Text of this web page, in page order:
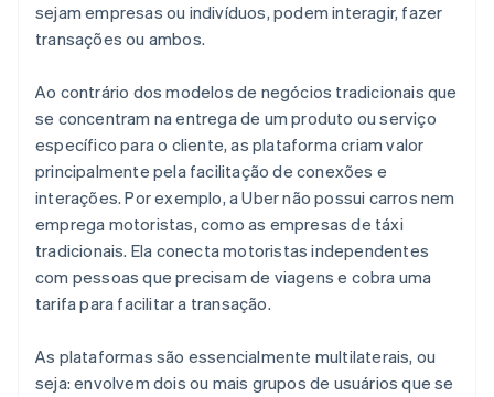
sejam empresas ou indivíduos, podem interagir, fazer
transações ou ambos.
Ao contrário dos modelos de negócios tradicionais que
se concentram na entrega de um produto ou serviço
específico para o cliente, as plataforma criam valor
principalmente pela facilitação de conexões e
interações. Por exemplo, a Uber não possui carros nem
emprega motoristas, como as empresas de táxi
tradicionais. Ela conecta motoristas independentes
com pessoas que precisam de viagens e cobra uma
tarifa para facilitar a transação.
As plataformas são essencialmente multilaterais, ou
seja: envolvem dois ou mais grupos de usuários que se